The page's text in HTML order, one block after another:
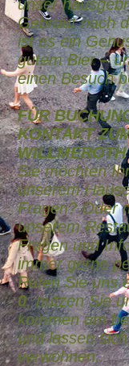
unser
Gebraut nach
ist es ein
gutem Bier –
einen Besuch
FÜR
KONTAKT
WILLMEROTH
Sie möchten
unserem
Fragen? Oder
unserem
Fragen und
immer gerne
Rufen Sie uns
0, nutzen Sie
kommen am
und lassen
verwöhnen.